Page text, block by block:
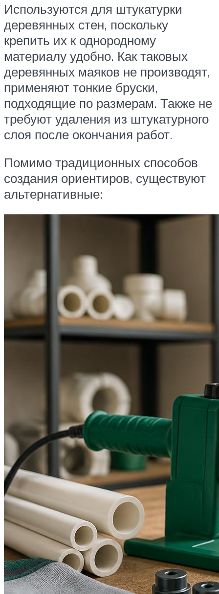
Используются для штукатурки
деревянных стен, поскольку
крепить их к однородному
материалу удобно. Как таковых
деревянных маяков не производят,
применяют тонкие бруски,
подходящие по размерам. Также не
требуют удаления из штукатурного
слоя после окончания работ.
Помимо традиционных способов
создания ориентиров, существуют
альтернативные: